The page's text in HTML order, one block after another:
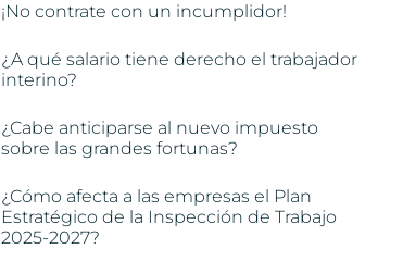
¡No contrate con un incumplidor!
¿A qué salario tiene derecho el trabajador
interino?
¿Cabe anticiparse al nuevo impuesto
sobre las grandes fortunas?
¿Cómo afecta a las empresas el Plan
Estratégico de la Inspección de Trabajo
2025-2027?